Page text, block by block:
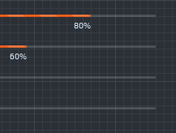
80%
60%